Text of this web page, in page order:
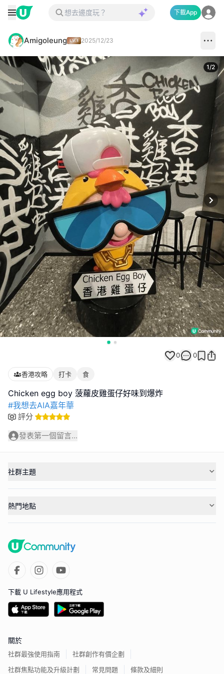
下載App
Amigoleung 2025/12/23
1/2
0 0
香港攻略 打卡 食
#我想去AIA嘉年華
評分
發表第一個留言...
社群主題
熱門地點
下載 U Lifestyle應用程式
關於
社群最強使用指南
社群創作有價企劃
社群焦點功能及升級計劃
常見問題 條款及細則